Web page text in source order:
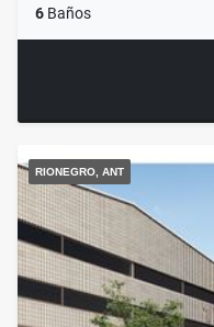
6 Baños
RIONEGRO, ANT